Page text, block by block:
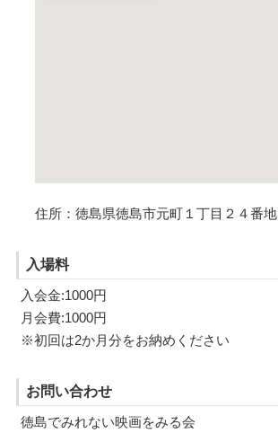
住所：徳島県徳島市元町１丁目２４番地
入場料
入会金:1000円
月会費:1000円
※初回は2か月分をお納めください
お問い合わせ
徳島でみれない映画をみる会